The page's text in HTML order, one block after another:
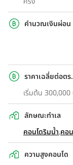
คำนวณเงินผ่อน
ราคาเฉลี่ยต่อต
เริ่มต้น
ลักษณะทำเล
คอนโดริมน้ำ,คอ
ความสูงคอนโด